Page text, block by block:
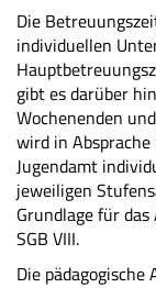
Die
individuellen
gibt es darüber
Wochenenden
wird in
Jugendamt
jeweiligen
Grundlage für
SGB VIII.
Die